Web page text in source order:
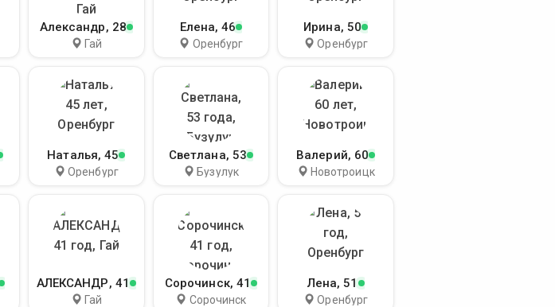
Александр, 28
Гай
Елена, 46
Оренбург
Ирина, 50
Оренбург
Наталья, 45
Оренбург
Светлана, 53
Бузулук
Валерий, 60
Новотроицк
АЛЕКСАНДР, 41
Гай
Сорочинск, 41
Сорочинск
Лена, 51
Оренбург